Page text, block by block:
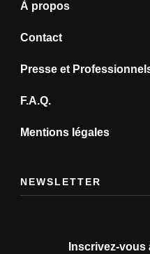
À propos
Contact
Presse et
F.A.Q.
Mentions légales
NEWSLETTER
Inscrivez-vous